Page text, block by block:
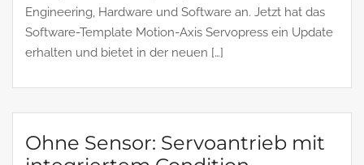
Engineering, Hardware und Software an. Jetzt hat das
Software-Template Motion-Axis Servopress ein Update
erhalten und bietet in der neuen […]
Ohne Sensor: Servoantrieb mit